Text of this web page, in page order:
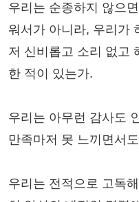
우리는 순종하지 않으
워서가 아니라, 우리가
저 신비롭고 소리 없고
한 적이 있는가.
우리는 아무런 감사도
만족마저 못 느끼면서
우리는 전적으로 고독